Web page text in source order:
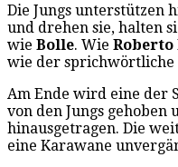
Die Jungs unterstützen
und drehen sie, halten
wie Bolle. Wie Roberto
wie der sprichwörtliche
Am Ende wird eine der
von den Jungs
hinausgetragen. Die
eine Karawane